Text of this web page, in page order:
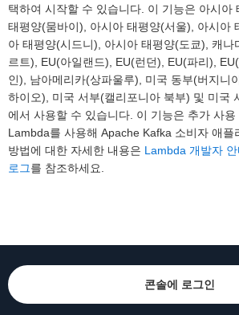
택하여 시작할 수 있습니다. 이 기능은 아시아
태평양(뭄바이), 아시아 태평양(서울), 아시아
아 태평양(시드니), 아시아 태평양(도쿄), 캐나
르트), EU(아일랜드), EU(런던), EU(파리),
인), 남아메리카(상파울루), 미국 동부(버지니
하이오), 미국 서부(캘리포니아 북부) 및 미국
에서 사용할 수 있습니다. 이 기능은 추가 사용
Lambda를 사용해 Apache Kafka 소비자 애플
방법에 대한 자세한 내용은 Lambda 개발자 안
로그를 참조하세요.
콘솔에 로그인